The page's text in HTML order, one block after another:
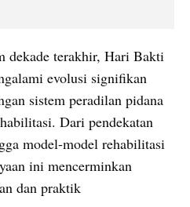
dekade terakhir, Hari Bakti
evolusi signifikan
sistem peradilan pidana
Dari pendekatan
model-model rehabilitasi
ini mencerminkan
dan praktik